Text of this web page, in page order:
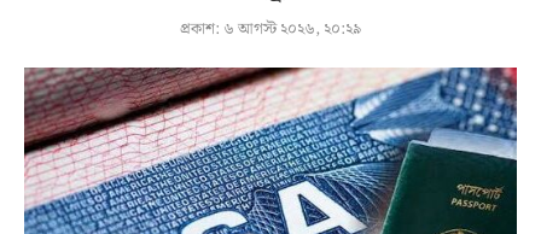
প্রকাশ: ৬ আগস্ট ২০২৬, ২০:২৯